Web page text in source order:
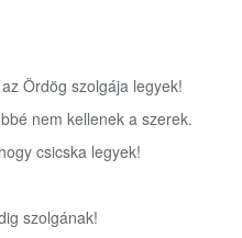
Ördög szolgája legyek!
nem kellenek a szerek.
csicska legyek!
szolgának!